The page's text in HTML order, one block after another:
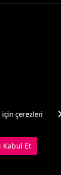
Saklıdır
çerezleri
Kabul Et